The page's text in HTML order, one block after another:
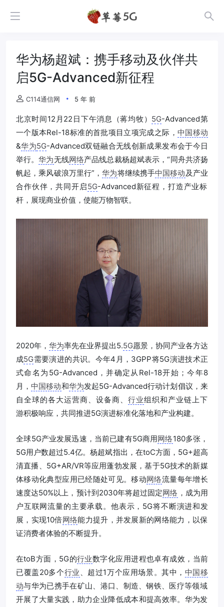
华为杨超斌：携手移动及伙伴共
启5G-Advanced新征程
C114通信网 5 年 前
北京时间12月22日下午消息（蒋均牧） 5G-Advanced第
一个版本Rel-18标准的首批项目立项完成之际， 中国移动
&华为5G-Advanced双链融合无线创新成果发布会于今日
举行。华为无线网络产品线总裁杨超斌表示，“同舟共济扬
帆起，‍‍乘风破浪‍‍万里行”，华为将继续携手中国移动及产业
合作伙伴，‍‍共同开启5G-Advanced新征程，‍‍打造产业标
杆，‍‍展现商业价值，‍使能万物智联。
2020年， 华为率先在业界提出5.5G愿景，协同产业各方达
成5G需要演进的共识。今年4月，3GPP将5G演进技术正
式命名为5G-Advanced，并确定从Rel-18开始；今年8
月，‍‍中国移动和华为‍‍发起5G-Advanced行动计划倡议，来
自全球的各大运营商、设备商、‍ 行业组织和产业链上下
游‍‍积极响应，‍‍共同推进5G演进标准化落地‍‍和产业构建。
‍‍全球5G产业发展迅速，当前已建有5G商用网络180多张，
5G用户数‍‍超过5.4亿。杨超斌指出，在toC方面，‍‍5G+超高
清直播、5G+AR/VR等应用‍‍蓬勃发展，‍‍基于5G技术的新媒
体‍‍移动化典型应用已经随处可见。移动网络流量每年增长
速度达50%以上，预计到2030年‍‍将超过固定网络 ，‍‍成为‍‍用
户互联网流量的主要承载。他表示，‍‍5G将不断演进和发
展，‍‍实现‍‍10倍网络能力提升，‍‍并发展新的网络能力，‍‍以保
证消费者体验的不断提升。
在toB方面，5G的行业数字化应用进程也卓有成效，当前
已覆盖20多个行业 、超过1万个应用场景。其中， 中国移
动与华为已携手在矿山‍‍、港口‍‍、制造‍‍、钢铁‍‍、医疗等领域
开展了大量实践，‍‍助力企业降低成本‍‍和提高效率。华为发